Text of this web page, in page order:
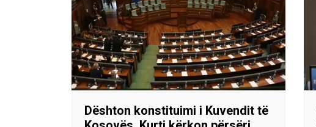
Dështon konstituimi i Kuvendit të